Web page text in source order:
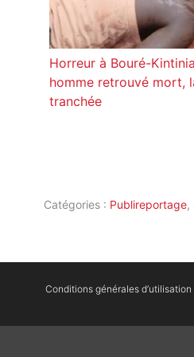
Horreur à Bouré-
homme retrouvé mort,
tranchée
Catégories : Publireportage,
Conditions générales d’utilisation